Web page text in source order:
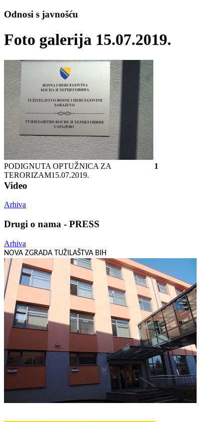
Odnosi s javnošću
Foto galerija 15.07.2019.
PODIGNUTA OPTUŽNICA ZA
TERORIZAM15.07.2019.
1
Video
Arhiva
Drugi o nama - PRESS
Arhiva
NOVA ZGRADA TUŽILAŠTVA BIH